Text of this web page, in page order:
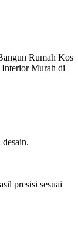
Rumah Kos
Interior Murah di
presisi sesuai